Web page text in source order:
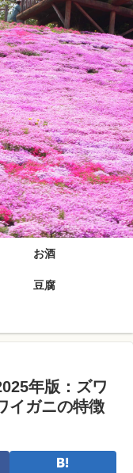
お酒
豆腐
年版：ズワ
イガニの特徴